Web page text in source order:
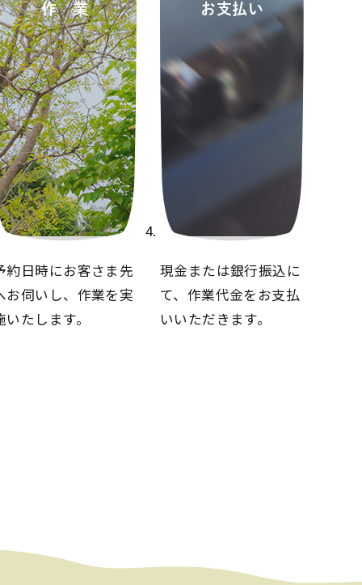
作業
約日時にお客さま先
お伺いし、 作業を実
いたします。
お支払い
現金または銀行振込に
て、 作業代金をお支払
いいただきます。